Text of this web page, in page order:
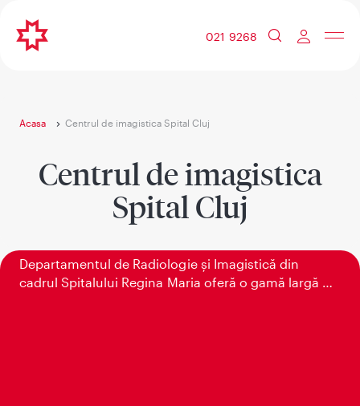
021 9268
Acasa Centrul de imagistica Spital Cluj
Centrul de imagistica
Spital Cluj
Aparatură de ultimă generație
Departamentul de Radiologie și Imagistică din
cadrul Spitalului Regina Maria oferă o gamă largă de